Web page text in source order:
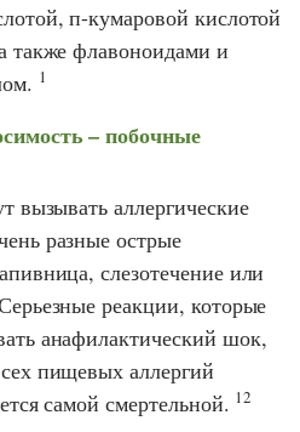
п-кумаровой кислотой
также флавоноидами и
1
– побочные
вызывать аллергические
разные острые
слезотечение или
реакции, которые
анафилактический шок,
пищевых аллергий
самой смертельной. 12